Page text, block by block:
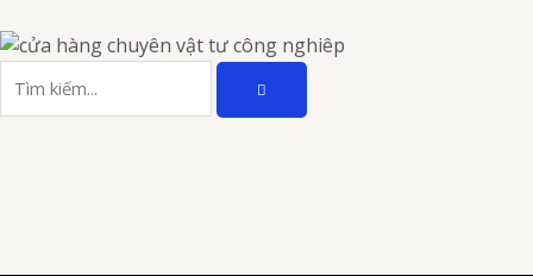
tới
dung
kiếm
TÌM
KIẾM